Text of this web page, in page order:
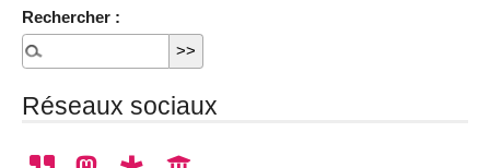
Rechercher :
Réseaux sociaux